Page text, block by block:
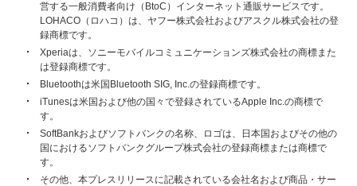
営する一般消費者向け（BtoC）インターネット通販サービスです。
LOHACO（ロハコ）は、ヤフー株式会社およびアスクル株式会社の登
録商標です。
Xperiaは、ソニーモバイルコミュニケーションズ株式会社の商標また
は登録商標です。
Bluetoothは米国Bluetooth SIG, Inc.の登録商標です。
iTunesは米国および他の国々で登録されているApple Inc.の商標で
す。
SoftBankおよびソフトバンクの名称、ロゴは、日本国およびその他の
国におけるソフトバンクグループ株式会社の登録商標または商標で
す。
その他、本プレスリリースに記載されている会社名および商品・サー